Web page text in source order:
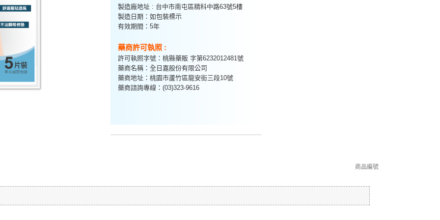
製造廠地址 : 台中市南屯區精科中路63號5樓
製造日期：如包裝標示
有效期間：5年
藥商許可執照 :
許可執照字號：桃縣藥販 字第6232012481號
藥商名稱：全日嘉股份有限公司
藥商地址： 桃園市蘆竹區龍安街三段10號
藥商諮詢專線：(03)323-9616
商品編號